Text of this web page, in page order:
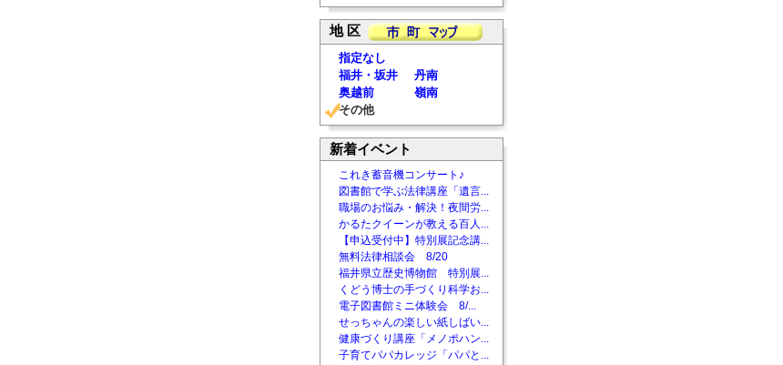
地 区
指定なし
福井・坂井
丹南
奥越前
嶺南
その他
新着イベント
これき蓄音機コンサート♪
図書館で学ぶ法律講座「遺言...
職場のお悩み・解決！夜間労...
かるたクイーンが教える百人...
【申込受付中】特別展記念講...
無料法律相談会 8/20
福井県立歴史博物館 特別展...
くどう博士の手づくり科学お...
電子図書館ミニ体験会 8/...
せっちゃんの楽しい紙しばい...
健康づくり講座「メノポハン...
子育てパパカレッジ「パパと...